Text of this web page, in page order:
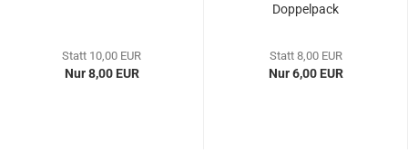
Statt 10,00 EUR
Nur 8,00 EUR
Doppelpack
Statt 8,00 EUR
Nur 6,00 EUR